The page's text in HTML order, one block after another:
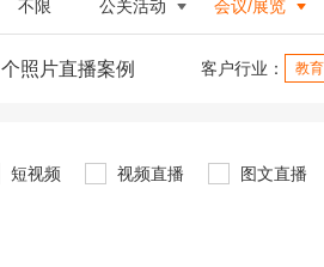
不限 公关活动 会议/展览
个照片直播案例 客户行业： 教
短视频 视频直播 图文直播